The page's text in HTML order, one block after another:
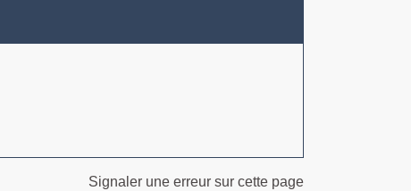
Signaler une erreur sur cette page